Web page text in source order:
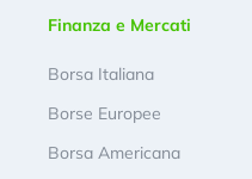
Finanza e Mercati
Borsa Italiana
Borse Europee
Borsa Americana